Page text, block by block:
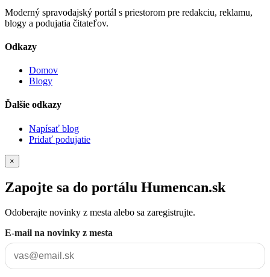
Moderný spravodajský portál s priestorom pre redakciu, reklamu,
blogy a podujatia čitateľov.
Odkazy
Domov
Blogy
Ďalšie odkazy
Napísať blog
Pridať podujatie
×
Zapojte sa do portálu Humencan.sk
Odoberajte novinky z mesta alebo sa zaregistrujte.
E-mail na novinky z mesta